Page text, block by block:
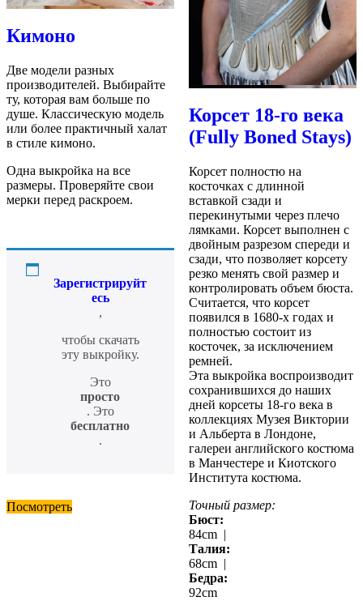
Кимоно
Две модели разных
производителей. Выбирайте
ту, которая вам больше по
душе. Классическую модель
или более практичный халат
в стиле кимоно.
Одна выкройка на все
размеры. Проверяйте свои
мерки перед раскроем.
Зарегистрируйт
есь
,
чтобы скачать
эту выкройку.
Это
просто
. Это
бесплатно
.
Посмотреть
Корсет 18-го века
(Fully Boned Stays)
Корсет полностю на
косточках с длинной
вставкой сзади и
перекинутыми через плечо
лямками. Корсет выполнен с
двойным разрезом спереди и
сзади, что позволяет корсету
резко менять свой размер и
контролировать объем бюста.
Считается, что корсет
появился в 1680-х годах и
полностью состоит из
косточек, за исключением
ремней.
Эта выкройка воспроизводит
сохранившихся до наших
дней корсеты 18-го века в
коллекциях Музея Виктории
и Альберта в Лондоне,
галереи английского костюма
в Манчестере и Киотского
Института костюма.
Точный размер:
Бюст:
84cm |
Талия:
68cm |
Бедра:
92cm